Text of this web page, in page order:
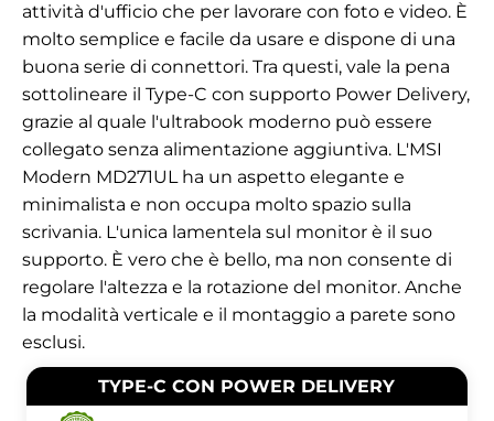
attività d'ufficio che per lavorare con foto e video. È
molto semplice e facile da usare e dispone di una
buona serie di connettori. Tra questi, vale la pena
sottolineare il Type-C con supporto Power Delivery,
grazie al quale l'ultrabook moderno può essere
collegato senza alimentazione aggiuntiva. L'MSI
Modern MD271UL ha un aspetto elegante e
minimalista e non occupa molto spazio sulla
scrivania. L'unica lamentela sul monitor è il suo
supporto. È vero che è bello, ma non consente di
regolare l'altezza e la rotazione del monitor. Anche
la modalità verticale e il montaggio a parete sono
esclusi.
TYPE-C CON POWER DELIVERY